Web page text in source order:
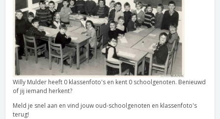
Willy Mulder heeft 0 klassenfoto's en kent 0 schoolgenoten. Benieuwd
of jij iemand herkent?
Meld je snel aan en vind jouw oud-schoolgenoten en klassenfoto's
terug!